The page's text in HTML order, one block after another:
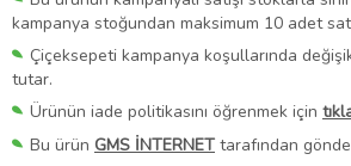
kampanya stoğundan maksimum 10 adet
Çiçeksepeti kampanya koşullarında
tutar.
Ürünün iade politikasını öğrenmek için
Bu ürün GMS İNTERNET tarafından